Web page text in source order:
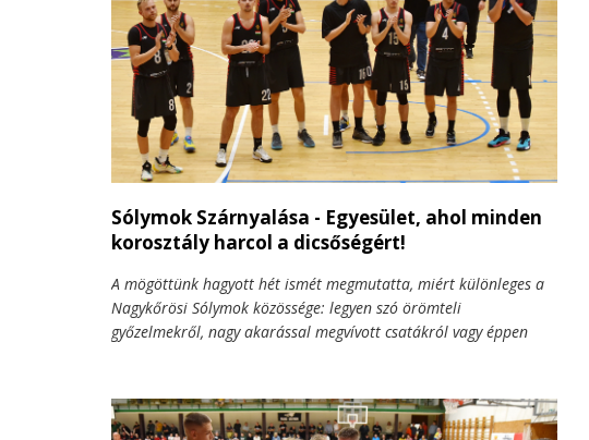
Sólymok Szárnyalása - Egyesület, ahol minden
korosztály harcol a dicsőségért!
A mögöttünk hagyott hét ismét megmutatta, miért különleges a
Nagykőrösi Sólymok közössége: legyen szó örömteli
győzelmekről, nagy akarással megvívott csatákról vagy éppen
felnőttek, a szülők és az edzők – ahogyan egy igazi, összetartó
családhoz illik.